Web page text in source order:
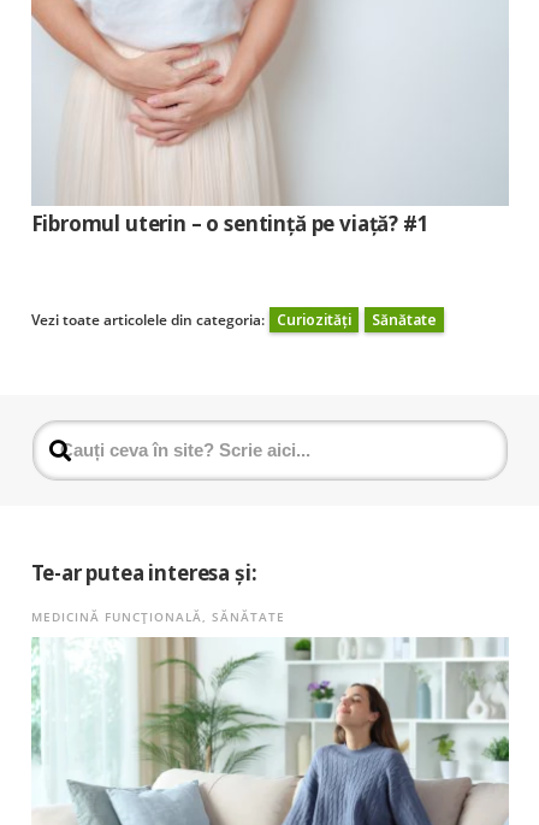
Fibromul uterin – o sentință pe viață? #1
Vezi toate articolele din categoria: Curiozități Sănătate
Te-ar putea interesa și:
MEDICINĂ FUNCȚIONALĂ SĂNĂTATE